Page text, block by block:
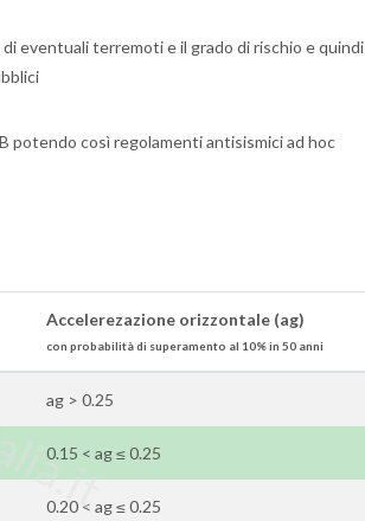
eventuali terremoti e il grado di rischio e quindi
potendo così regolamenti antisismici ad hoc
Accelerezazione orizzontale (ag)
con probabilità di superamento al 10% in 50 anni
ag > 0.25
0.15 < ag ≤ 0.25
0.20 < ag ≤ 0.25